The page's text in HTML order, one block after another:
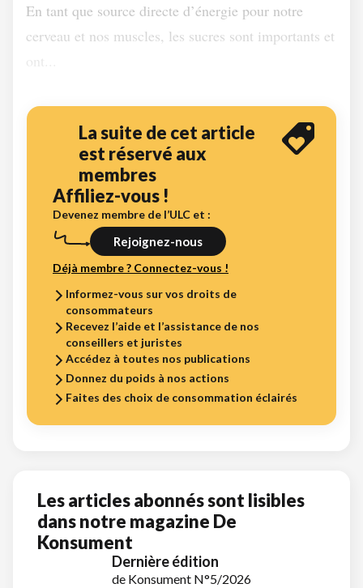
En tant que source directe d’énergie pour notre
cerveau et nos muscles, les sucres sont importants et
La suite de cet article
est réservé aux
membres
Affiliez-vous !
Devenez membre de l’ULC et :
Rejoignez-nous
Déjà membre ? Connectez-vous !
Informez-vous sur vos droits de
consommateurs
Recevez l’aide et l’assistance de nos
conseillers et juristes
Accédez à toutes nos publications
Donnez du poids à nos actions
Faites des choix de consommation éclairés
Les articles abonnés sont lisibles
dans notre magazine De
Konsument
Dernière édition
de Konsument N°5/2026